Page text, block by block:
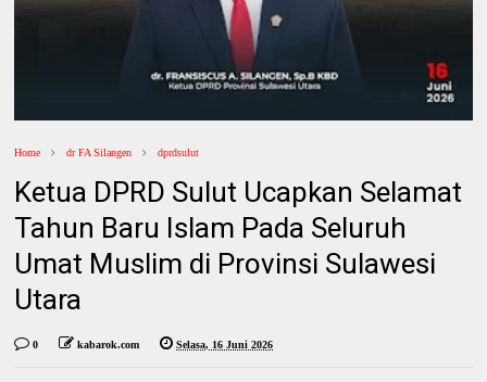
Home dr FA Silangen dprdsulut
Ketua DPRD Sulut Ucapkan Selamat
Tahun Baru Islam Pada Seluruh
Umat Muslim di Provinsi Sulawesi
Utara
0 kabarok.com Selasa, 16 Juni 2026